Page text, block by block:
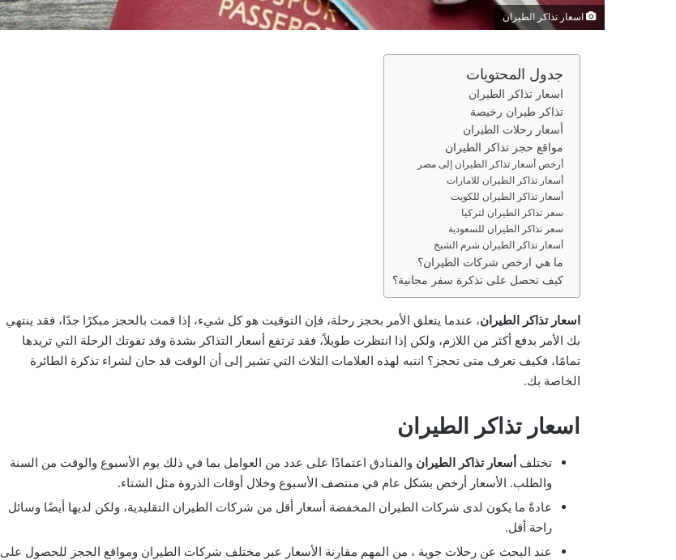
اسعار تذاكر الطيران
جدول المحتويات
اسعار تذاكر الطيران
تذاكر طيران رخيصة
أسعار رحلات الطيران
مواقع حجز تذاكر الطيران
أرخص أسعار تذاكر الطيران إلى مصر
أسعار تذاكر الطيران للامارات
أسعار تذاكر الطيران للكويت
سعر تذاكر الطيران لتركيا
سعر تذاكر الطيران للسعودية
أسعار تذاكر الطيران شرم الشيخ
ما هي ارخص شركات الطيران؟
كيف تحصل على تذكرة سفر مجانية؟
اسعار تذاكر الطيران، عندما يتعلق الأمر بحجز رحلة، فإن التوقيت هو كل شيء، إذا قمت بالحجز مبكرًا جدًا، فقد ينتهي
بك الأمر بدفع أكثر من اللازم، ولكن إذا انتظرت طويلاً، فقد ترتفع أسعار التذاكر بشدة وقد تفوتك الرحلة التي تريدها
تمامًا، فكيف تعرف متى تحجز؟ انتبه لهذه العلامات الثلاث التي تشير إلى أن الوقت قد حان لشراء تذكرة الطائرة
الخاصة بك.
اسعار تذاكر الطيران
تختلف أسعار تذاكر الطيران والفنادق اعتمادًا على عدد من العوامل بما في ذلك يوم الأسبوع والوقت من السنة
والطلب. الأسعار أرخص بشكل عام في منتصف الأسبوع وخلال أوقات الذروة مثل الشتاء.
عادةً ما يكون لدى شركات الطيران المخفضة أسعار أقل من شركات الطيران التقليدية، ولكن لديها أيضًا وسائل
راحة أقل.
عند البحث عن رحلات جوية ، من المهم مقارنة الأسعار عبر مختلف شركات الطيران ومواقع الحجز للحصول على